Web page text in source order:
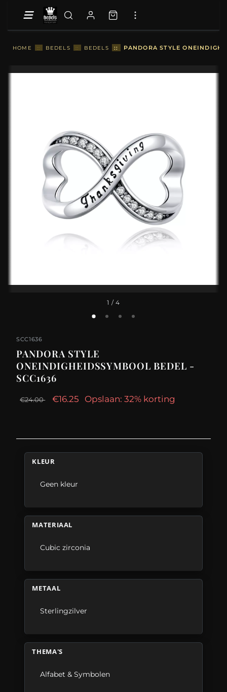
HOME :: BEDELS :: BEDELS :: PANDORA STYLE
1 / 4
SCC1636
PANDORA STYLE
ONEINDIGHEIDSSYMBOOL BEDEL -
SCC1636
€24.00 €16.25 Opslaan: 32% korting
KLEUR
Geen kleur
MATERIAAL
Cubic zirconia
METAAL
Sterlingzilver
THEMA'S
Alfabet & Symbolen